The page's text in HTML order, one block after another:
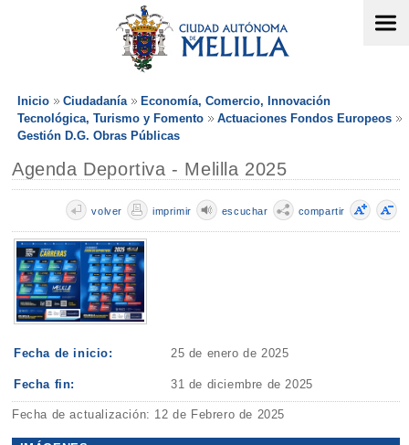
Inicio Ciudadanía
Economía, Comercio, Innovación
Tecnológica, Turismo y Fomento
Actuaciones Fondos Europeos
Gestión D.G. Obras Públicas
Agenda Deportiva - Melilla 2025
compartir
escuchar
imprimir
volver
Fecha de inicio: 25 de enero de 2025
Fecha fin: 31 de diciembre de 2025
Fecha de actualización: 12 de Febrero de 2025